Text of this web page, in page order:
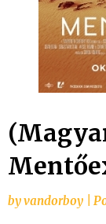
byvandorboy